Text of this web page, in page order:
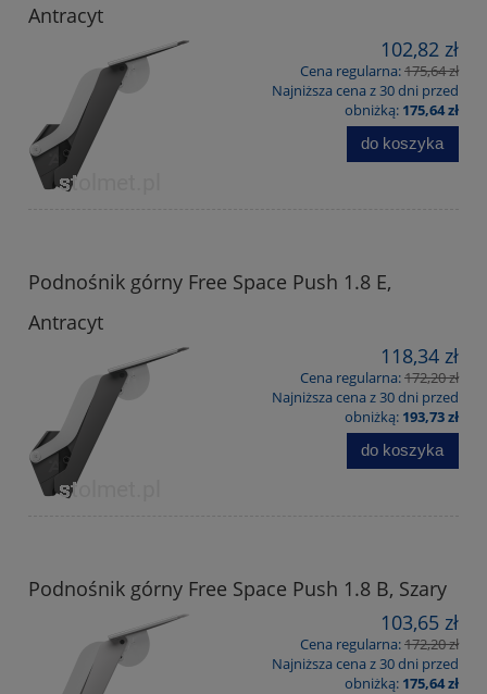
Antracyt
102,82 zł
Cena regularna:175,64 zł
Najniższa cena z 30 dni przed
obniżką: 175,64 zł
do koszyka
Podnośnik górny Free Space Push 1.8 E,
Antracyt
118,34 zł
Cena regularna:172,20 zł
Najniższa cena z 30 dni przed
obniżką: 193,73 zł
do koszyka
Podnośnik górny Free Space Push 1.8 B, Szary
103,65 zł
Cena regularna:172,20 zł
Najniższa cena z 30 dni przed
obniżką: 175,64 zł